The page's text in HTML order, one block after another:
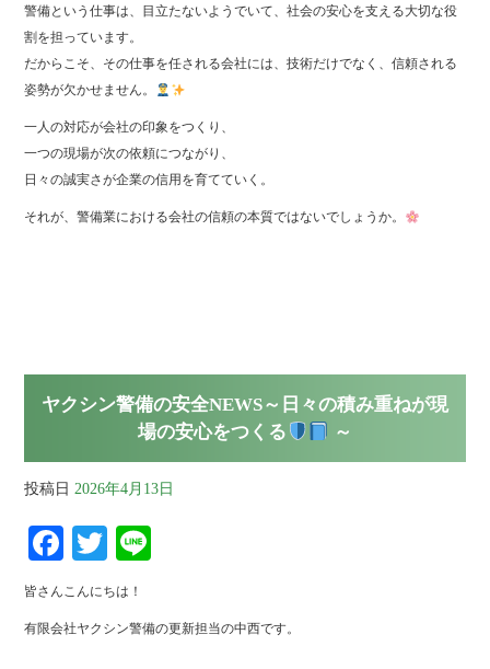
警備という仕事は、目立たないようでいて、社会の安心を支える大切な役
割を担っています。
だからこそ、その仕事を任される会社には、技術だけでなく、信頼される
姿勢が欠かせません。
一人の対応が会社の印象をつくり、
一つの現場が次の依頼につながり、
日々の誠実さが企業の信用を育てていく。
それが、警備業における会社の信頼の本質ではないでしょうか。
ヤクシン警備の安全NEWS～日々の積み重ねが現
場の安心をつくる
～
投稿日 2026年4月13日
Fa
ce
bo
ok
T
wi
tte
皆さんこんにちは！
有限会社ヤクシン警備の更新担当の中西です。